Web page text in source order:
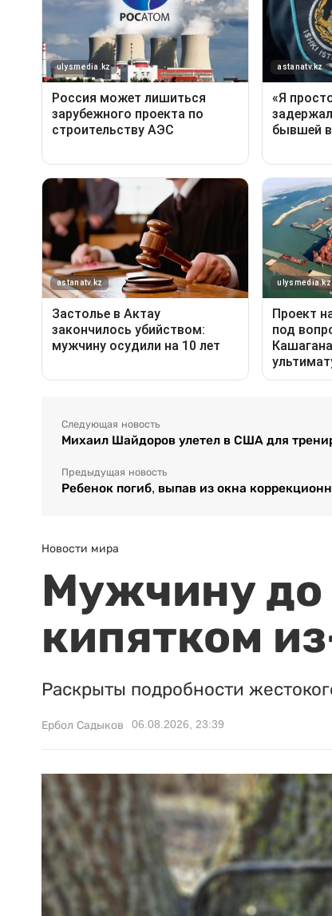
Следующая новость
Михаил Шайдоров улетел в США для
Предыдущая новость
Ребенок погиб, выпав из окна
Новости мира
Мужчину до
кипятком
Раскрыты подробности
Ербол Садыков 06.08.2026, 23:39